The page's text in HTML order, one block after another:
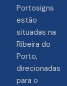
Portosigns
estão
situadas na
Ribeira do
Porto,
direcionadas
para o